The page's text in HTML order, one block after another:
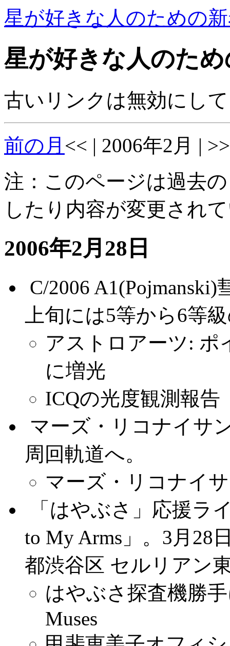
星が好きな人のための
星が好きな人のた
古いリンクは無効にし
前の月 << | 2006年2月 | >>
注：このページは過去
したり内容が変更され
2006年2月28日
C/2006
上旬には5等から6等
アストロアーツ: ポ
に増光
ICQの光度観測報告
マーズ・リコナイサ
周回軌道へ。
マーズ・リコナイ
「はやぶさ」応援ラ
to My Arms」。3月28
都渋谷区 セルリアン
はやぶさ探査機勝
Muses